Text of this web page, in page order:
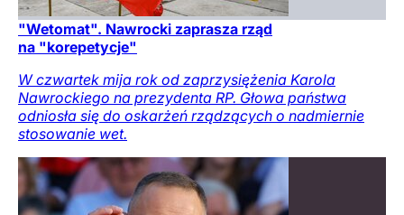
"Wetomat". Nawrocki zaprasza rząd
na "korepetycje"
W czwartek mija rok od zaprzysiężenia Karola
Nawrockiego na prezydenta RP. Głowa państwa
odniosła się do oskarżeń rządzących o nadmiernie
stosowanie wet.